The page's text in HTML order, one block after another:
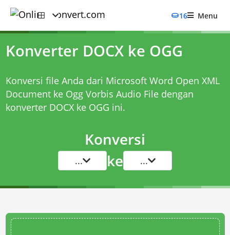
16 Menu
Konverter DOCX ke OGG
Konversi file Anda dari Microsoft Word Open XML
Document ke Ogg Vorbis Audio File dengan
konverter DOCX ke OGG ini.
Konversi
... ke ...